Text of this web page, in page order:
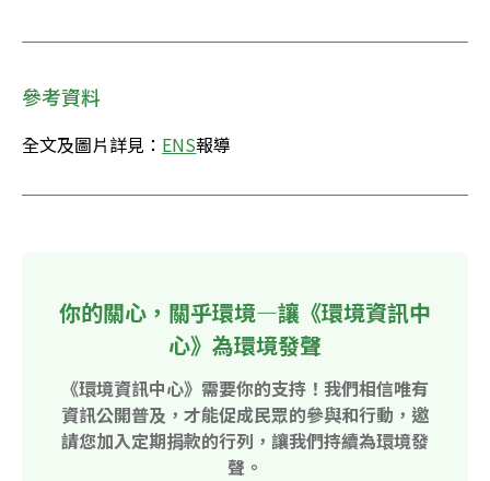
參考資料
全文及圖片詳見： ENS報導
你的關心，關乎環境—讓《環境資訊中
心》為環境發聲
《環境資訊中心》需要你的支持！我們相信唯有
資訊公開普及，才能促成民眾的參與和行動，邀
請您加入定期捐款的行列，讓我們持續為環境發
聲。